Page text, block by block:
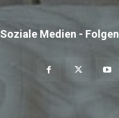
Soziale Medien -